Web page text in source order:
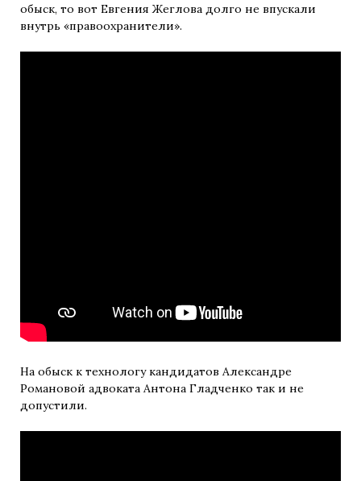
обыск, то вот Евгения Жеглова долго не впускали
внутрь «правоохранители».
На обыск к технологу кандидатов Александре
Романовой адвоката Антона Гладченко так и не
допустили.